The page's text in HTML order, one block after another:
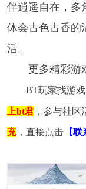
伴逍遥自在，多
体会古色古香的
活。
更多精彩游
BT玩家找游戏
上bt君，参与社区
充，直接点击【联